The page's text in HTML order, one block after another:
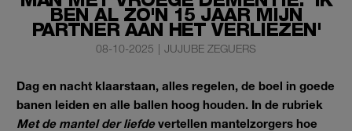
BEN AL ZO'N 15 JAAR MIJN
PARTNER AAN HET VERLIEZEN'
08-10-2025 | JUJUBE ZEGUERS
Dag en nacht klaarstaan, alles regelen, de boel in goede
banen leiden en alle ballen hoog houden. In de rubriek
Met de mantel der liefdevertellen mantelzorgers hoe